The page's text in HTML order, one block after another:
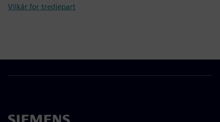
Vilkår for tredjepart